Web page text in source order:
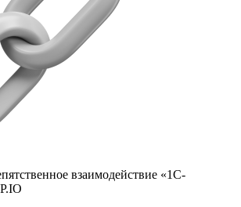
взаимодействие «1С-